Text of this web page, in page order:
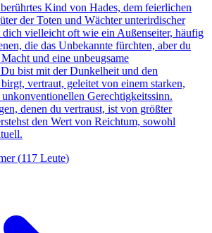
Kind von Hades, dem feierlichen
der Toten und Wächter unterirdischer
vielleicht oft wie ein Außenseiter, häufig
die das Unbekannte fürchten, aber du
und eine unbeugsame
bist mit der Dunkelheit und den
vertraut, geleitet von einem starken,
Gerechtigkeitssinn.
denen du vertraust, ist von größter
den Wert von Reichtum, sowohl
(117 Leute)